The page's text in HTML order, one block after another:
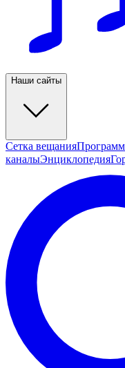
Наши сайты
Сетка вещания
каналыЭнциклопедия